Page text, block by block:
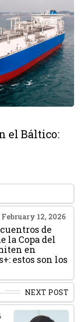
el Báltico:
February 12, 2026
de
la Copa del
en
estos son los
NEXT POST